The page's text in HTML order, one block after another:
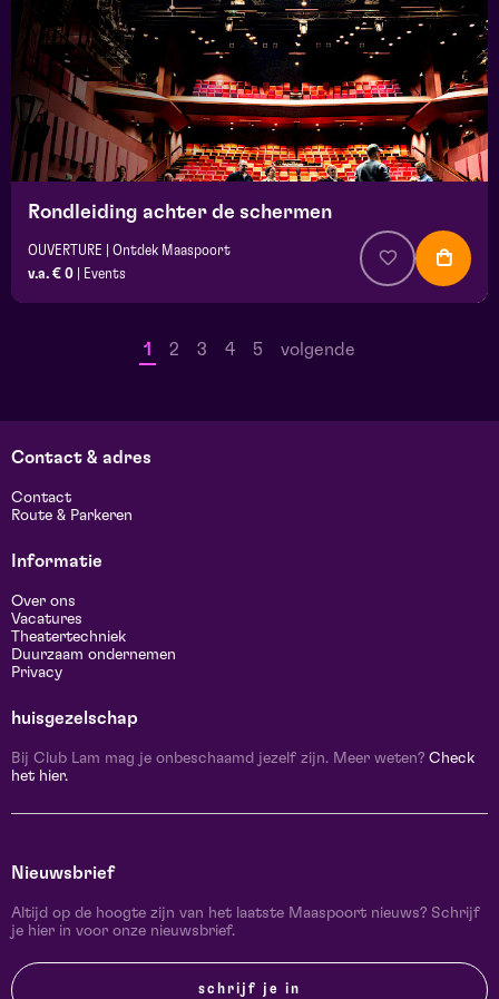
Rondleiding achter de schermen
OUVERTURE | Ontdek Maaspoort
v.a. € 0
Events
1 2 3 4 5 volgende
Contact & adres
Contact
Route & Parkeren
Informatie
Over ons
Vacatures
Theatertechniek
Duurzaam ondernemen
Privacy
huisgezelschap
Bij Club Lam mag je onbeschaamd jezelf zijn. Meer weten? Check
het hier.
Nieuwsbrief
Altijd op de hoogte zijn van het laatste Maaspoort nieuws? Schrijf
je hier in voor onze nieuwsbrief.
schrijf je in